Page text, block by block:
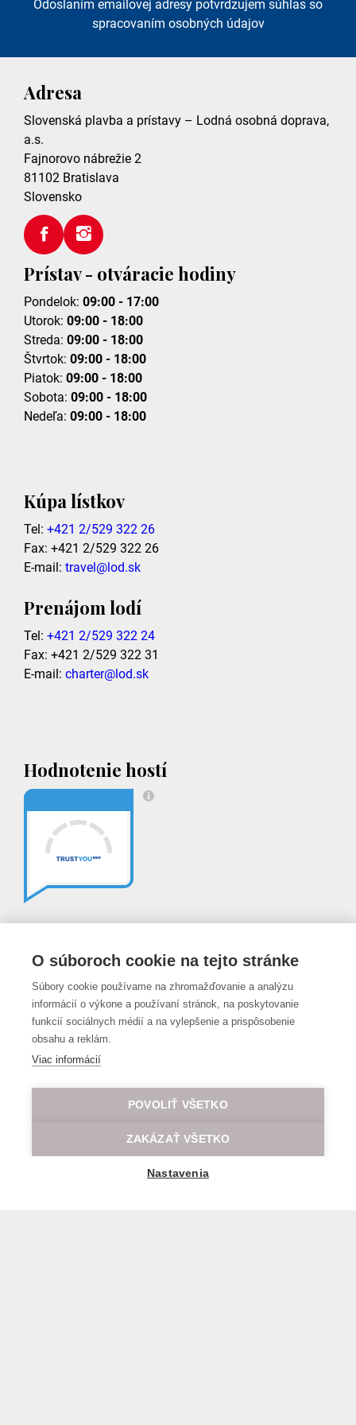
Odoslaním emailovej adresy potvrdzujem súhlas so
spracovaním osobných údajov
Adresa
Slovenská plavba a prístavy – Lodná osobná doprava,
a.s.
Fajnorovo nábrežie 2
81102 Bratislava
Slovensko
Prístav - otváracie hodiny
Pondelok: 09:00 - 17:00
Utorok: 09:00 - 18:00
Streda: 09:00 - 18:00
Štvrtok: 09:00 - 18:00
Piatok: 09:00 - 18:00
Sobota: 09:00 - 18:00
Nedeľa: 09:00 - 18:00
Kúpa lístkov
Tel: +421 2/529 322 26
Fax: +421 2/529 322 26
E-mail: travel@lod.sk
Prenájom lodí
Tel: +421 2/529 322 24
Fax: +421 2/529 322 31
E-mail: charter@lod.sk
Hodnotenie hostí
Partneri
O súboroch cookie na tejto stránke
Súbory cookie používame na zhromažďovanie a analýzu
informácií o výkone a používaní stránok, na poskytovanie
funkcií sociálnych médií a na vylepšenie a prispôsobenie
obsahu a reklám.
Viac informácií
POVOLIŤ VŠETKO
ZAKÁZAŤ VŠETKO
Nastavenia